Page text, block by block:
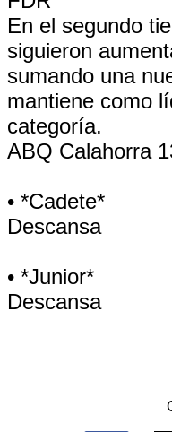
En el segundo
siguieron
sumando una
mantiene como
categoría.
ABQ Calahorra
• *Cadete*
Descansa
• *Junior*
Descansa